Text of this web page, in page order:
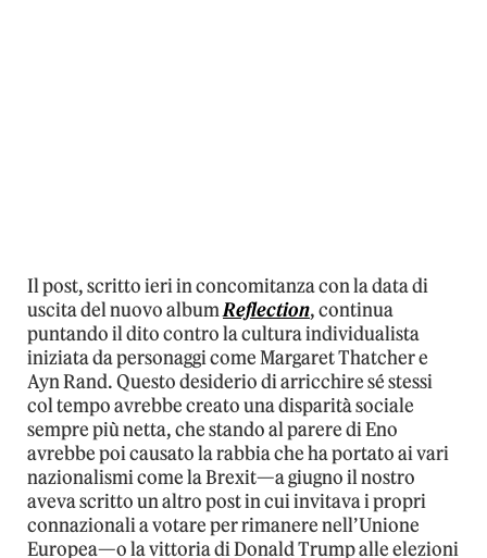
Il post, scritto ieri in concomitanza con la data di
uscita del nuovo albumReflection, continua
puntando il dito contro la cultura individualista
iniziata da personaggi come Margaret Thatcher e
Ayn Rand. Questo desiderio di arricchire sé stessi
col tempo avrebbe creato una disparità sociale
sempre più netta, che stando al parere di Eno
avrebbe poi causato la rabbia che ha portato ai vari
nazionalismi come la Brexit—a giugno il nostro
aveva scritto un altro post in cui invitava i propri
connazionali a votare per rimanere nell’Unione
Europea—o la vittoria di Donald Trump alle elezioni